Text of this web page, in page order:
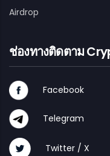
Airdrop
ช่องทางติดตาม
Facebook
Telegram
Twitter / X